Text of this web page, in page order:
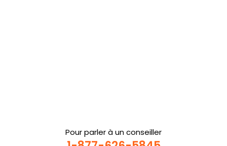
Pour parler à un conseiller